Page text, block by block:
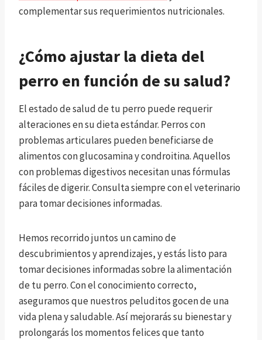
complementar sus requerimientos nutricionales.
¿Cómo ajustar la dieta del
perro en función de su salud?
El estado de salud de tu perro puede requerir
alteraciones en su dieta estándar. Perros con
problemas articulares pueden beneficiarse de
alimentos con glucosamina y condroitina. Aquellos
con problemas digestivos necesitan unas fórmulas
fáciles de digerir. Consulta siempre con el veterinario
para tomar decisiones informadas.
Hemos recorrido juntos un camino de
descubrimientos y aprendizajes, y estás listo para
tomar decisiones informadas sobre la alimentación
de tu perro. Con el conocimiento correcto,
aseguramos que nuestros peluditos gocen de una
vida plena y saludable. Así mejorarás su bienestar y
prolongarás los momentos felices que tanto